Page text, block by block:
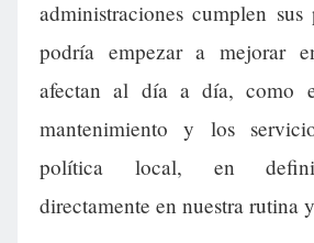
administraciones cumplen sus
podría empezar a mejorar
afectan al día a día, como
mantenimiento y los
política local, en
directamente en nuestra rutina